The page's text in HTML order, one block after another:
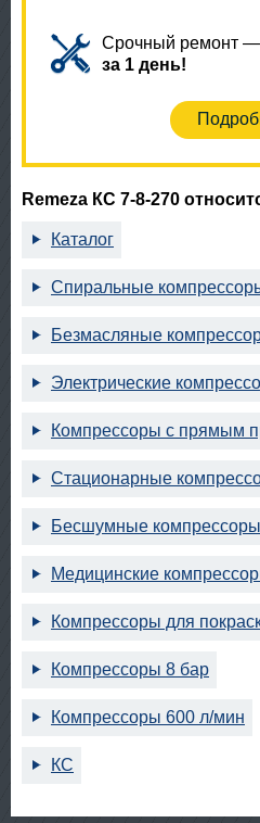
Срочный ремонт —
за 1 день!
Remeza КС 7-8-270
Каталог
Спиральные
Безмасляные
Электрические
Компрессоры с прямым
Стационарные
Бесшумные компрессоры
Медицинские
Компрессоры для
Компрессоры 8 бар
Компрессоры 600 л/мин
КС